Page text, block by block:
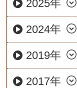
2025年
2024年
2019年
2017年